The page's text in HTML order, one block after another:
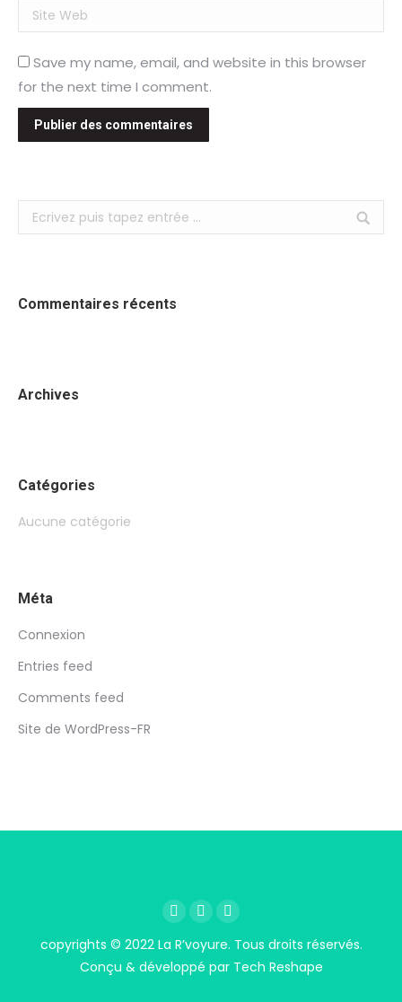
Site Web
Save my name, email, and website in this browser
for the next time I comment.
Publier des commentaires
Search:
Commentaires récents
Archives
Catégories
Aucune catégorie
Méta
Connexion
Entries feed
Comments feed
Site de WordPress-FR
Facebook
YouTubeInstagram
copyrights © 2022 La R’voyure. Tous droits réservés.
Conçu & développé par Tech Reshape